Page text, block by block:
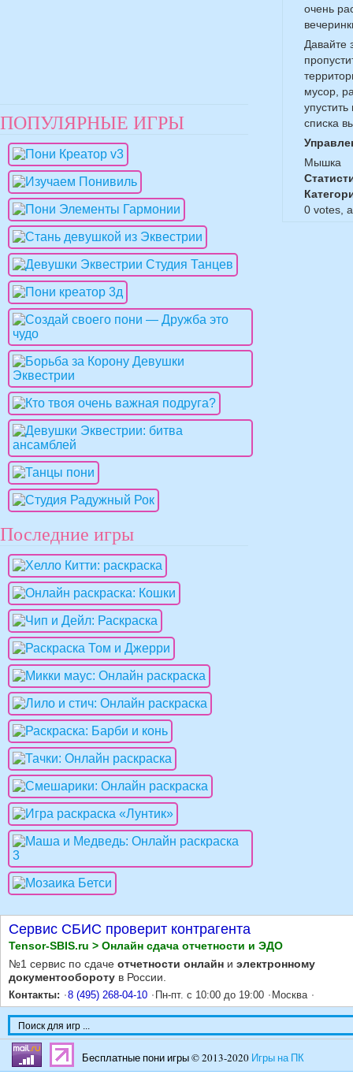
очень
Давайте
мусор,
списка
Мышка
0 votes,
ПОПУЛЯРНЫЕ ИГРЫ
Последние игры
Сервис СБИС проверит контрагента
Tensor-SBIS.ru > Онлайн сдача отчетности и ЭДО
№1 сервис по сдаче отчетности онлайн и электронному
документообороту в России.
Контакты: 8 (495) 268-04-10 Пн-пт. с 10:00 до 19:00 Москва
Бесплатные пони игры © 2013-2020 Игры на ПК